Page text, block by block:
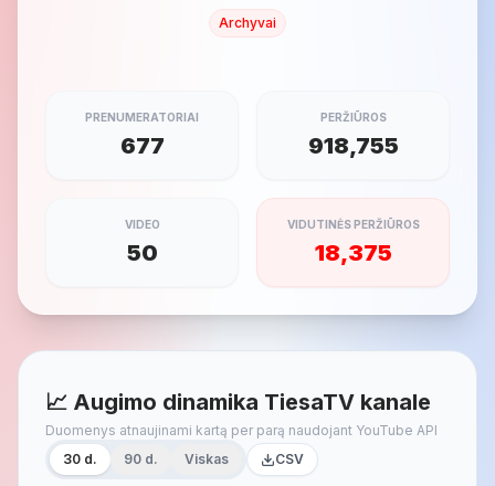
Archyvai
PRENUMERATORIAI
677
PERŽIŪROS
918,755
VIDEO
50
VIDUTINĖS PERŽIŪROS
18,375
📈 Augimo dinamika TiesaTV kanale
Duomenys atnaujinami kartą per parą naudojant YouTube API
30 d.
90 d. Viskas CSV